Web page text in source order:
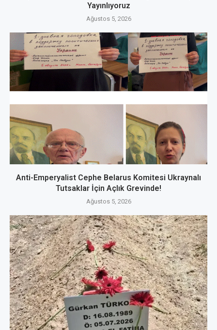
Yayınlıyoruz
Ağustos 5, 2026
Anti-Emperyalist Cephe Belarus Komitesi Ukraynalı
Tutsaklar İçin Açlık Grevinde!
Ağustos 5, 2026